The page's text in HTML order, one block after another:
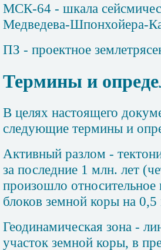
МСК-64 - шкала
Медведева-Шпонхойера-
ПЗ - проектное
Термины и
В целях настоящего
следующие термины и
Активный разлом -
за последние 1 млн. лет
произошло
блоков земной коры на
Геодинамическая зона -
участок земной коры, в